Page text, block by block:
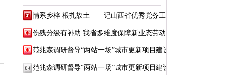
情系乡梓 根扎故土——记山西省优秀党务工作...
伤残分级有补助 我省多维度保障新业态劳动者...
范兆森调研督导“两站一场”城市更新项目建设
范兆森调研督导“两站一场”城市更新项目建设